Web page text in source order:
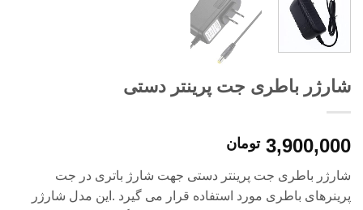
شارژر باطری جت پرینتر دستی
3,900,000 تومان
شارژر باطری جت پرینتر دستی جهت شارژ باتری در جت
پرینرهای باطری مورد استفاده قرار می گیرد .این مدل شارژر